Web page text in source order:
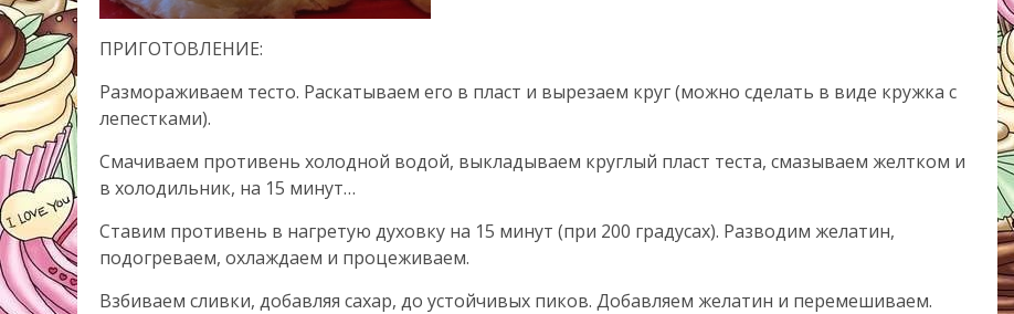
ПРИГОТОВЛЕНИЕ:
Размораживаем тесто. Раскатываем его в пласт и вырезаем круг (можно сделать в виде кружка с
лепестками).
Смачиваем противень холодной водой, выкладываем круглый пласт теста, смазываем желтком и
в холодильник, на 15 минут…
Ставим противень в нагретую духовку на 15 минут (при 200 градусах). Разводим желатин,
подогреваем, охлаждаем и процеживаем.
Взбиваем сливки, добавляя сахар, до устойчивых пиков. Добавляем желатин и перемешиваем.